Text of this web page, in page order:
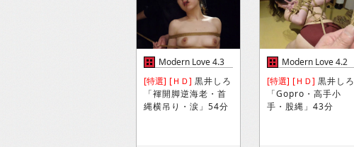
Modern Love 4.3
[特選] [ＨＤ] 黒井しろ
「褌開脚逆海老・首
縄横吊り・涙」54分
Modern Love 4.2
[特選] [ＨＤ] 黒井しろ
「Gopro・高手小
手・股縄」43分